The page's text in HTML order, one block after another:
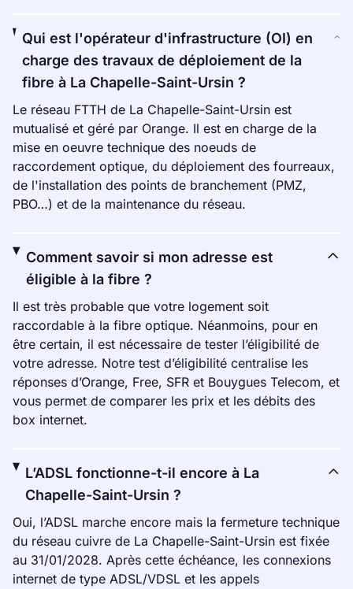
Qui est l'opérateur d'infrastructure (OI) en
charge des travaux de déploiement de la
fibre à La Chapelle-Saint-Ursin ?
Le réseau FTTH de La Chapelle-Saint-Ursin est
mutualisé et géré par Orange. Il est en charge de la
mise en oeuvre technique des noeuds de
raccordement optique, du déploiement des fourreaux,
de l'installation des points de branchement (PMZ,
PBO…) et de la maintenance du réseau.
Comment savoir si mon adresse est
éligible à la fibre ?
Il est très probable que votre logement soit
raccordable à la fibre optique. Néanmoins, pour en
être certain, il est nécessaire de tester l’éligibilité de
votre adresse. Notre test d’éligibilité centralise les
réponses d’Orange, Free, SFR et Bouygues Telecom, et
vous permet de comparer les prix et les débits des
box internet.
L’ADSL fonctionne-t-il encore à La
Chapelle-Saint-Ursin ?
Oui, l’ADSL marche encore mais la fermeture technique
du réseau cuivre de La Chapelle-Saint-Ursin est fixée
au 31/01/2028. Après cette échéance, les connexions
internet de type ADSL/VDSL et les appels